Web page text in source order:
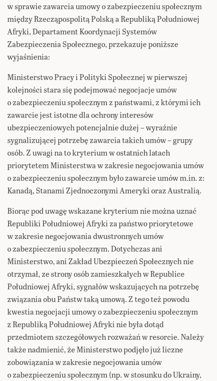
w sprawie zawarcia umowy o zabezpieczeniu społecznym
między Rzecząpospolitą Polską a Republiką Południowej
Afryki, Departament Koordynacji Systemów
Zabezpieczenia Społecznego, przekazuje poniższe
wyjaśnienia:
Ministerstwo Pracy i Polityki Społecznej w pierwszej
kolejności stara się podejmować negocjacje umów
o zabezpieczeniu społecznym z państwami, z którymi ich
zawarcie jest istotne dla ochrony interesów
ubezpieczeniowych potencjalnie dużej – wyraźnie
sygnalizującej potrzebę zawarcia takich umów – grupy
osób. Z uwagi na to kryterium w ostatnich latach
priorytetem Ministerstwa w zakresie negocjowania umów
o zabezpieczeniu społecznym było zawarcie umów m.in. z:
Kanadą, Stanami Zjednoczonymi Ameryki oraz Australią.
Biorąc pod uwagę wskazane kryterium nie można uznać
Republiki Południowej Afryki za państwo priorytetowe
w zakresie negocjowania dwustronnych umów
o zabezpieczeniu społecznym. Dotychczas ani
Ministerstwo, ani Zakład Ubezpieczeń Społecznych nie
otrzymał, ze strony osób zamieszkałych w Republice
Południowej Afryki, sygnałów wskazujących na potrzebę
związania obu Państw taką umową. Z tego też powodu
kwestia negocjacji umowy o zabezpieczeniu społecznym
z Republiką Południowej Afryki nie była dotąd
przedmiotem szczegółowych rozważań w resorcie. Należy
także nadmienić, że Ministerstwo podjęło już liczne
zobowiązania w zakresie negocjowania umów
o zabezpieczeniu społecznym (np. w stosunku do Ukrainy,